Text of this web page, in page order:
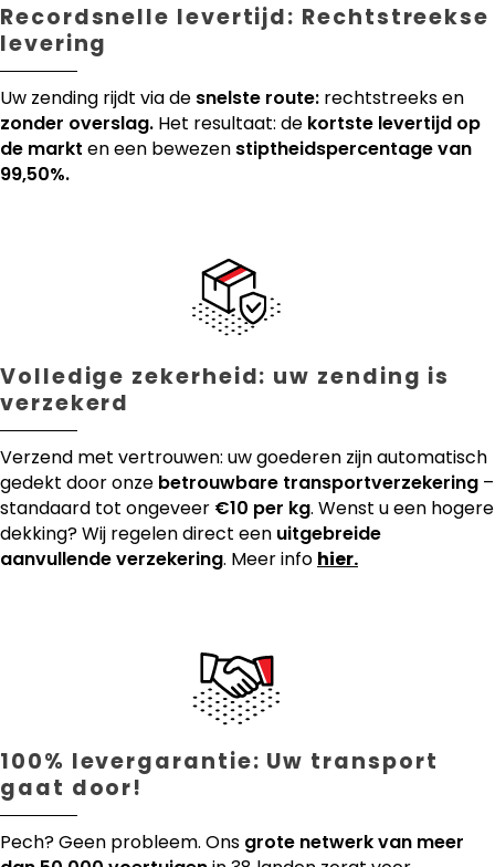
Recordsnelle levertijd: Rechtstreekse
levering
Uw zending rijdt via de snelste route: rechtstreeks en
zonder overslag. Het resultaat: de kortste levertijd op
de markt en een bewezen stiptheidspercentage van
99,50%.
Volledige zekerheid: uw zending is
verzekerd
Verzend met vertrouwen: uw goederen zijn automatisch
gedekt door onze betrouwbare transportverzekering –
standaard tot ongeveer €10 per kg. Wenst u een hogere
dekking? Wij regelen direct een uitgebreide
aanvullende verzekering. Meer info hier.
100% levergarantie: Uw transport
gaat door!
Pech? Geen probleem. Ons grote netwerk van meer